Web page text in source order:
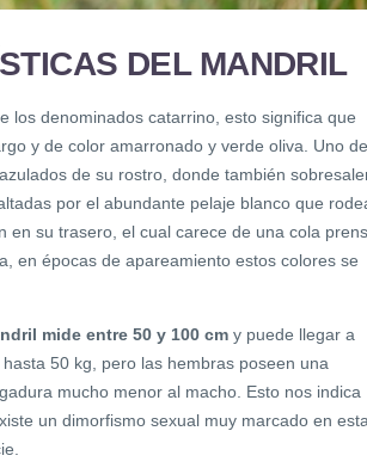
DEL MANDRIL
los denominados catarrino, esto significa que
y de color amarronado y verde oliva. Uno de
de su rostro, donde también
por el abundante pelaje blanco que
en su trasero, el cual carece de una cola
en épocas de apareamiento estos colores se
mide entre 50 y 100 cm y puede llegar a
hasta 50 kg, pero las hembras poseen una
mucho menor al macho. Esto nos indica
un dimorfismo sexual muy marcado en